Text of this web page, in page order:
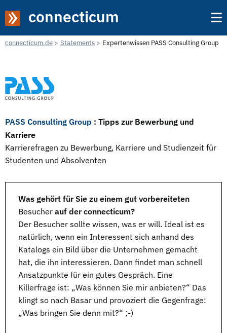
connecticum
connecticum.de Statements Expertenwissen PASS Consulting Group
PASS Consulting Group : Tipps zur Bewerbung und
Karriere
Karrierefragen zu Bewerbung, Karriere und Studienzeit für
Studenten und Absolventen
Was gehört für Sie zu einem gut vorbereiteten
Besucher auf der connecticum?
Der Besucher sollte wissen, was er will. Ideal ist es
natürlich, wenn ein Interessent sich anhand des
Katalogs ein Bild über die Unternehmen gemacht
hat, die ihn interessieren. Dann findet man schnell
Ansatzpunkte für ein gutes Gespräch. Eine
Killerfrage ist: „Was können Sie mir anbieten?“ Das
klingt so nach Basar und provoziert die Gegenfrage:
„Was bringen Sie denn mit?“ ;-)